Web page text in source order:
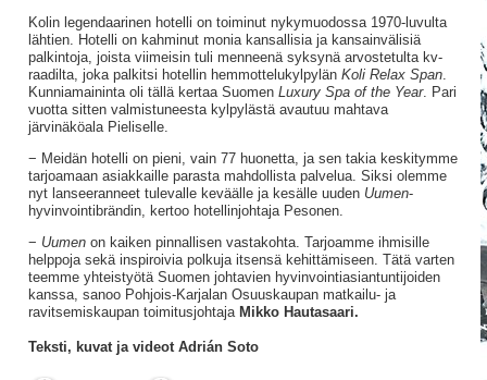
Kolin legendaarinen hotelli on toiminut nykymuodossa 1970-luvulta
lähtien. Hotelli on kahminut monia kansallisia ja kansainvälisiä
palkintoja, joista viimeisin tuli menneenä syksynä arvostetulta kv-
raadilta, joka palkitsi hotellin hemmottelukylpylän Koli Relax Span.
Kunniamaininta oli tällä kertaa Suomen Luxury Spa of the Year. Pari
vuotta sitten valmistuneesta kylpylästä avautuu mahtava
järvinäköala Pieliselle.
− Meidän hotelli on pieni, vain 77 huonetta, ja sen takia keskitymme
tarjoamaan asiakkaille parasta mahdollista palvelua. Siksi olemme
nyt lanseeranneet tulevalle keväälle ja kesälle uuden Uumen-
hyvinvointibrändin, kertoo hotellinjohtaja Pesonen.
− Uumenon kaiken pinnallisen vastakohta. Tarjoamme ihmisille
helppoja sekä inspiroivia polkuja itsensä kehittämiseen. Tätä varten
teemme yhteistyötä Suomen johtavien hyvinvointiasiantuntijoiden
kanssa, sanoo Pohjois-Karjalan Osuuskaupan matkailu- ja
ravitsemiskaupan toimitusjohtaja Mikko Hautasaari.
Teksti, kuvat ja videot Adrián Soto